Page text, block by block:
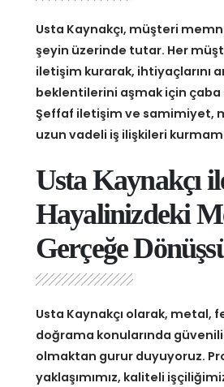
Usta Kaynakçı, müşteri
şeyin üzerinde tutar. Her
iletişim kurarak, ihtiyaçlarını
beklentilerini aşmak için çaba
Şeffaf iletişim ve samimiyet,
uzun vadeli iş ilişkileri
Usta Kaynakçı
Hayalinizdeki
Gerçeğe
Usta Kaynakçı olarak, metal,
doğrama konularında
olmaktan gurur duyuyoruz.
yaklaşımımız, kaliteli